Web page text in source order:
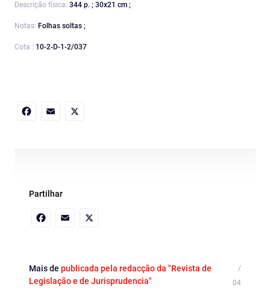
Descrição física: 344 p. ; 30x21 cm ;
Notas: Folhas soltas ;
Cota : 10-2-D-1-2/037
Partilhar
Mais de publicada pela redacção da "Revista de
Legislação e de Jurisprudencia"